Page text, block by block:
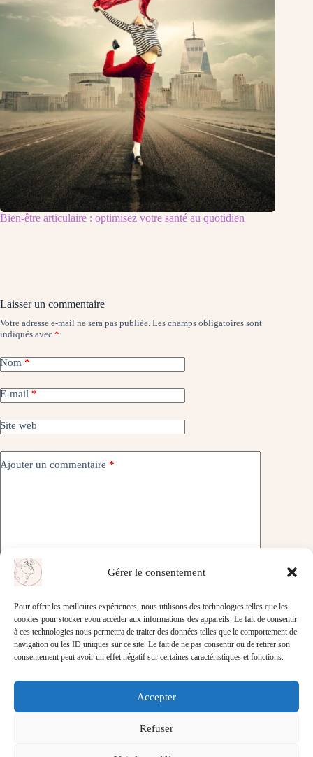
Gérer le consentement
Pour offrir les meilleures expériences, nous utilisons des technologies telles que les
cookies pour stocker et/ou accéder aux informations des appareils. Le fait de consentir
à ces technologies nous permettra de traiter des données telles que le comportement de
navigation ou les ID uniques sur ce site. Le fait de ne pas consentir ou de retirer son
consentement peut avoir un effet négatif sur certaines caractéristiques et fonctions.
Accepter
Refuser
Bien-être articulaire : optimisez votre santé au quotidien
Laisser un commentaire
Votre adresse e-mail ne sera pas publiée. Les champs obligatoires sont
indiqués avec *
Nom *
E-mail *
Site web
Ajouter un commentaire *
Mentions légales
Politique de confidentialité